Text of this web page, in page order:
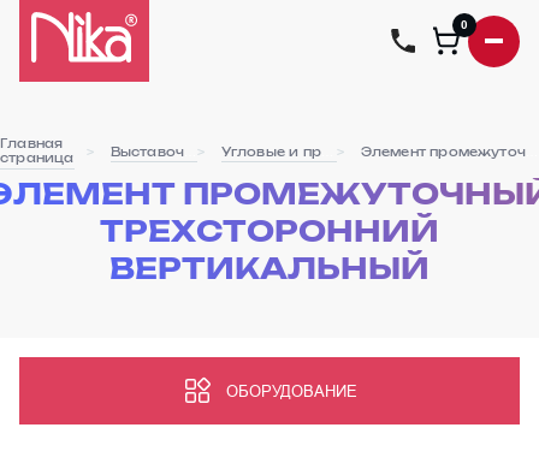
0
Главная
страница
Выставочное оборудование Угловые и промежуточные элементы Элемент промежуточный трехсторонний вертикальный
ТРЕХСТОРОННИЙ
ВЕРТИКАЛЬНЫЙ
ОБОРУДОВАНИЕ